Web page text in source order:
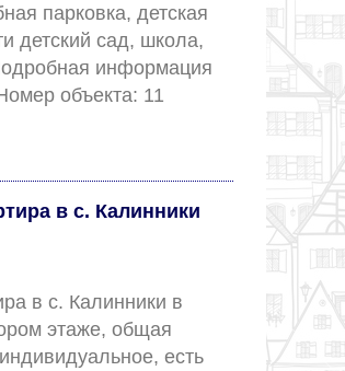
парковка, детская
детский сад, школа,
информация
по телефону: +7-927-63-888-99. Номер
в с. Калинники
в с. Калинники в
этаже, общая
есть